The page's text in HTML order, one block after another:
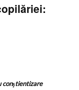
conştientizare